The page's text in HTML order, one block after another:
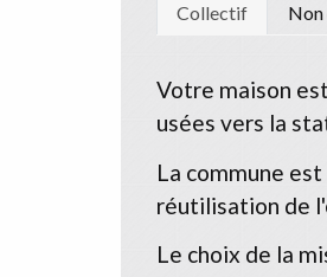
Collectif
Votre maison
usées vers la
La commune
réutilisation de
Le choix de la